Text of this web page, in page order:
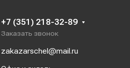
+7 (351) 218-32-89
Заказать звонок
zakazarschel@mail.ru